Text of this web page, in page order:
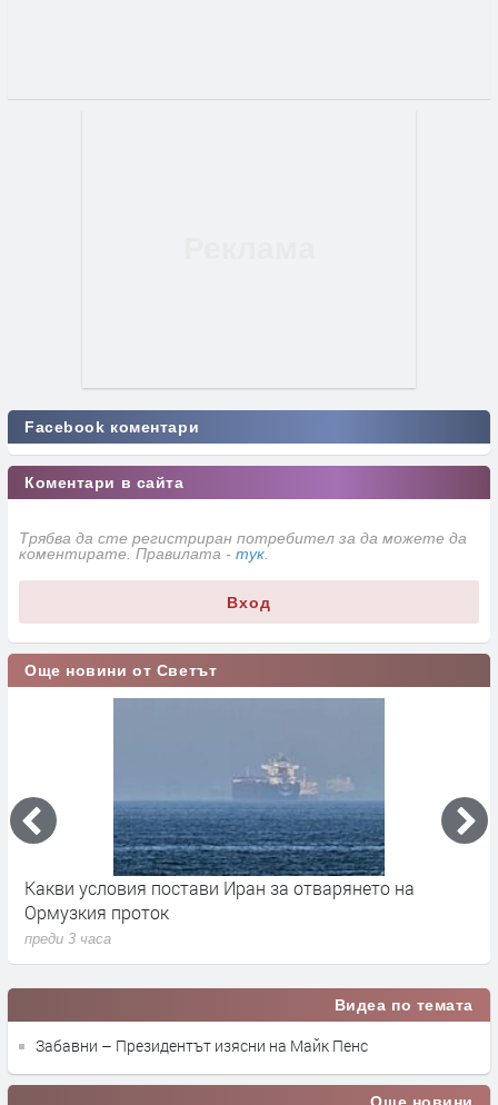
Facebook коментари
Коментари в сайта
Трябва да сте регистриран потребител за да можете да
коментирате. Правилата - тук
Вход
Още новини от Светът
Какви условия постави Иран за отварянето на
Ормузкия проток
преди 3 часа
Видеа по темата
Забавни – Президентът изясни на Майк Пенс